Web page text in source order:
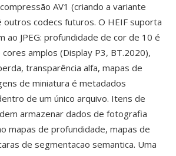
AV1 (criando a variante
outros codecs futuros. O HEIF suporta
ao JPEG: profundidade de cor de 10 é
amplos (Display P3, BT.2020),
transparência alfa, mapas de
de miniatura é metadados
de um único arquivo. Itens de
armazenar dados de fotografia
mapas de profundidade, mapas de
de segmentacao semantica. Uma